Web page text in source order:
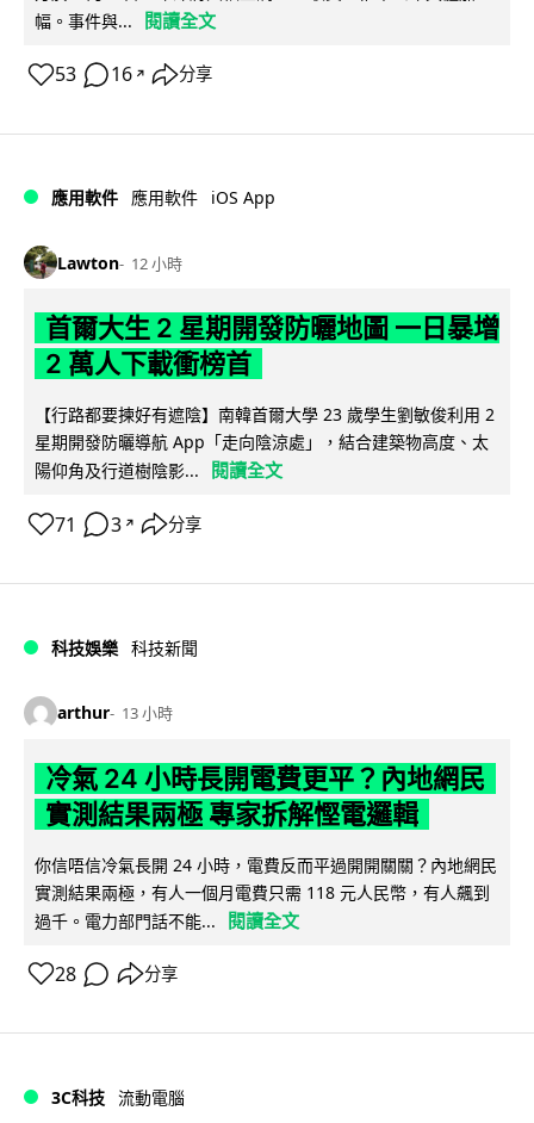
幅。事件與...
閱讀全文
53 16 ↗ 分享
應用軟件 應用軟件 iOS App
Lawton 12 小時
首爾大生 2 星期開發防曬地圖 一日暴增
2 萬人下載衝榜首
【行路都要揀好有遮陰】南韓首爾大學 23 歲學生劉敏俊利用 2
星期開發防曬導航 App「走向陰涼處」，結合建築物高度、太
陽仰角及行道樹陰影...
閱讀全文
71 3 ↗ 分享
科技娛樂 科技新聞
arthur 13 小時
冷氣 24 小時長開電費更平？內地網民
實測結果兩極 專家拆解慳電邏輯
你信唔信冷氣長開 24 小時，電費反而平過開開關關？內地網民
實測結果兩極，有人一個月電費只需 118 元人民幣，有人飆到
過千。電力部門話不能...
閱讀全文
28 分享
3C科技 流動電腦